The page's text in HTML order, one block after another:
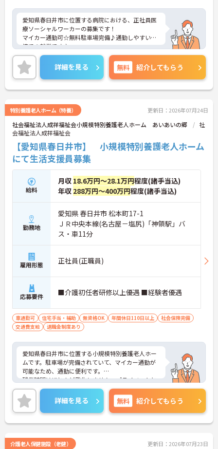
愛知県春日井市に位置する病院における、正社員医
療ソーシャルワーカーの募集です！
マイカー通勤可☆無料駐車場完備♪通勤しやすい環
境での就業です♪
ご興味ある方には、面接対策ポイントなど、さらに
詳細をお話しいたしますのでお気軽にご相談くださ
い。
詳細を見る 無料 紹介してもらう
特別養護老人ホーム（特養） 更新日：2026年07月24日
社会福祉法人成祥福祉会小規模特別養護老人ホーム あいあいの郷
社
会福祉法人成祥福祉会
【愛知県春日井市】 小規模特別養護老人ホーム
にて生活支援員募集
給料
月収 18.6万円～28.1万円程度(諸手当込)
年収 288万円～400万円程度(諸手当込)
勤務地
愛知県 春日井市 松本町17-1
ＪＲ中央本線(名古屋－塩尻)「神領駅」バ
ス・車11分
雇用形態 正社員(正職員)
応募要件 ■介護初任者研修以上優遇 ■経験者優遇
車通勤可 住宅手当・補助 無資格OK 年間休日110日以上
社会保険完備
交通費支給
退職金制度あり
愛知県春日井市に位置する小規模特別養護老人ホー
ムです。駐車場が完備されていて、マイカー通勤が
可能なため、通勤に便利です。
残業時間はほとんど発生しません。プライベートと
メリハリをつけて勤務できます。
また、育児休暇取得実績があり、小さなお子様がい
らっしゃる方に理解があるので、安心して働いて頂
ける環境です。
ご興味をお持ちの方には、詳細の情報や面接のポイ
さい。
詳細を見る 無料 紹介してもらう
介護老人保健施設（老健） 更新日：2026年07月23日